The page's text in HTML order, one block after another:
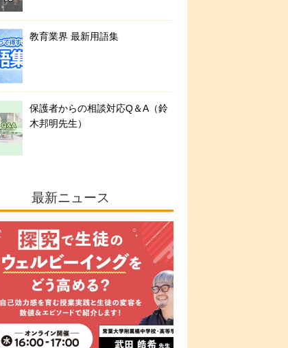
教育業界 最新用語集
保護者からの相談対応Q＆A（鈴
木邦明先生）
最新ニュース